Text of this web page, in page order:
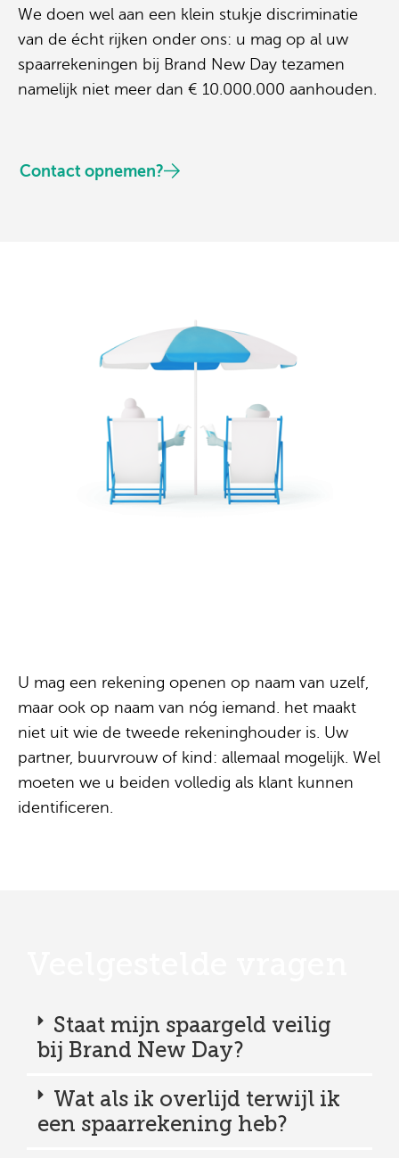
We doen wel aan een klein stukje discriminatie
van de écht rijken onder ons: u mag op al uw
spaarrekeningen bij Brand New Day tezamen
namelijk niet meer dan € 10.000.000 aanhouden.
Contact opnemen?
U mag een rekening openen op naam van uzelf,
maar ook op naam van nóg iemand. het maakt
niet uit wie de tweede rekeninghouder is. Uw
partner, buurvrouw of kind: allemaal mogelijk. Wel
moeten we u beiden volledig als klant kunnen
identificeren.
Staat mijn spaargeld veilig
bij Brand New Day?
Wat als ik overlijd terwijl ik
een spaarrekening heb?